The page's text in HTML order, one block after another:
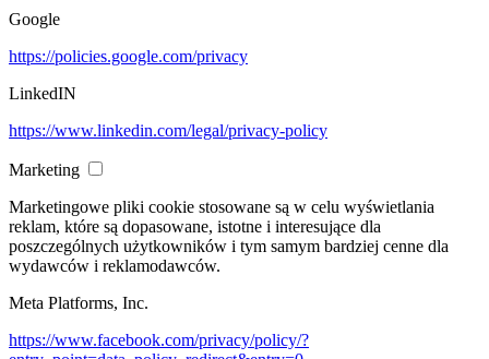
Google
https://policies.google.com/privacy
LinkedIN
https://www.linkedin.com/legal/privacy-policy
Marketing
Marketingowe pliki cookie stosowane są w celu wyświetlania
reklam, które są dopasowane, istotne i interesujące dla
poszczególnych użytkowników i tym samym bardziej cenne dla
wydawców i reklamodawców.
Meta Platforms, Inc.
https://www.facebook.com/privacy/policy/?